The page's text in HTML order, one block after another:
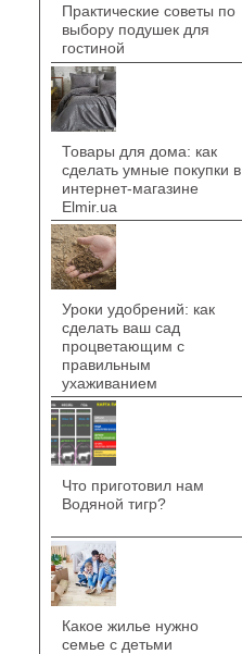
Практические советы по
выбору подушек для
гостиной
Товары для дома: как
сделать умные покупки в
интернет-магазине
Elmir.ua
Уроки удобрений: как
сделать ваш сад
процветающим с
правильным
ухаживанием
Что приготовил нам
Водяной тигр?
Какое жилье нужно
семье с детьми